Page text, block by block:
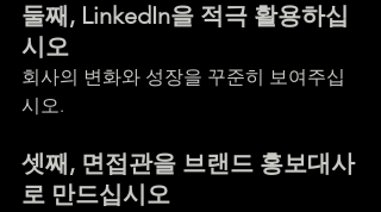
둘째, LinkedIn을 적극 활용하십
시오
회사의 변화와 성장을 꾸준히 보여주십
시오.
셋째, 면접관을 브랜드 홍보대사
로 만드십시오